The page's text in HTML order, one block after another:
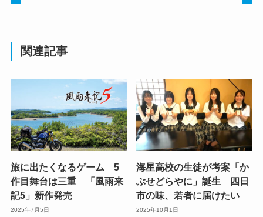
関連記事
旅に出たくなるゲーム 5
作目舞台は三重 「風雨来
記5」新作発売
2025年7月5日
海星高校の生徒が考案「か
ぶせどらやに」誕生 四日
市の味、若者に届けたい
2025年10月1日